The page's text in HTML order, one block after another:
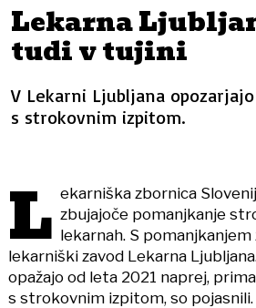
Lekarna
tudi v tujini
V Lekarni Ljubljana
s strokovnim izpitom.
L ekarniška zbornica
zbujajoče pomanjkanje
lekarnah. S
lekarniški zavod Lekarna
opažajo od leta 2021 naprej,
s strokovnim izpitom, so